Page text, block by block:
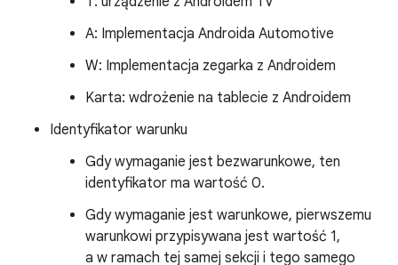
A: Implementacja Androida Automotive
W: Implementacja zegarka z Androidem
Karta: wdrożenie na tablecie z Androidem
Identyfikator warunku
Gdy wymaganie jest bezwarunkowe, ten
identyfikator ma wartość 0.
Gdy wymaganie jest warunkowe, pierwszemu
warunkowi przypisywana jest wartość 1,
a w ramach tej samej sekcji i tego samego